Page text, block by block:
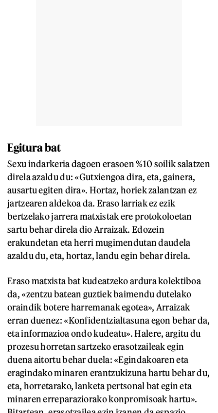
Egitura bat
Sexu indarkeria dagoen erasoen %10 soilik salatzen
direla azaldu du: «Gutxiengoa dira, eta, gainera,
ausartu egiten dira». Hortaz, horiek zalantzan ez
jartzearen aldekoa da. Eraso larriak ez ezik
bertzelako jarrera matxistak ere protokoloetan
sartu behar direla dio Arraizak. Edozein
erakundetan eta herri mugimendutan daudela
azaldu du, eta, hortaz, landu egin behar direla.
Eraso matxista bat kudeatzeko ardura kolektiboa
da, «zentzu batean guztiek baimendu dutelako
oraindik botere harremanak egotea», Arraizak
erran duenez: «Konfidentzialtasuna egon behar da,
eta informazioa ondo kudeatu». Halere, argitu du
prozesu horretan sartzeko erasotzaileak egin
duena aitortu behar duela: «Egindakoaren eta
eragindako minaren erantzukizuna hartu behar du,
eta, horretarako, lanketa pertsonal bat egin eta
minaren erreparaziorako konpromisoak hartu».